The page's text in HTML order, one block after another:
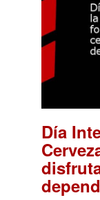
Día